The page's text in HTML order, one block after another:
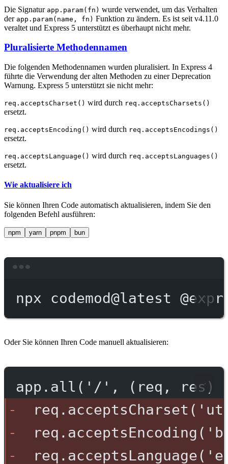
Die Signatur app.param(fn) wurde verwendet, um das Verhalten
der app.param(name, fn) Funktion zu ändern. Es ist seit v4.11.0
veraltet und Express 5 unterstützt es überhaupt nicht mehr.
Pluralisierte Methodennamen
Die folgenden Methodennamen wurden pluralisiert. In Express 4
führte die Verwendung der alten Methoden zu einer Deprecation
Warnung. Express 5 unterstützt sie nicht mehr:
req.acceptsCharset() wird durch req.acceptsCharsets()
ersetzt.
req.acceptsEncoding() wird durch req.acceptsEncodings()
ersetzt.
req.acceptsLanguage() wird durch req.acceptsLanguages()
ersetzt.
Wie aktualisiere ich
Sie können Ihren Code automatisch aktualisieren, indem Sie den
folgenden Befehl ausführen:
npm yarn pnpm bun
npx codemod@latest
Oder Sie können Ihren Code manuell aktualisieren:
app.all('/', (req, res)